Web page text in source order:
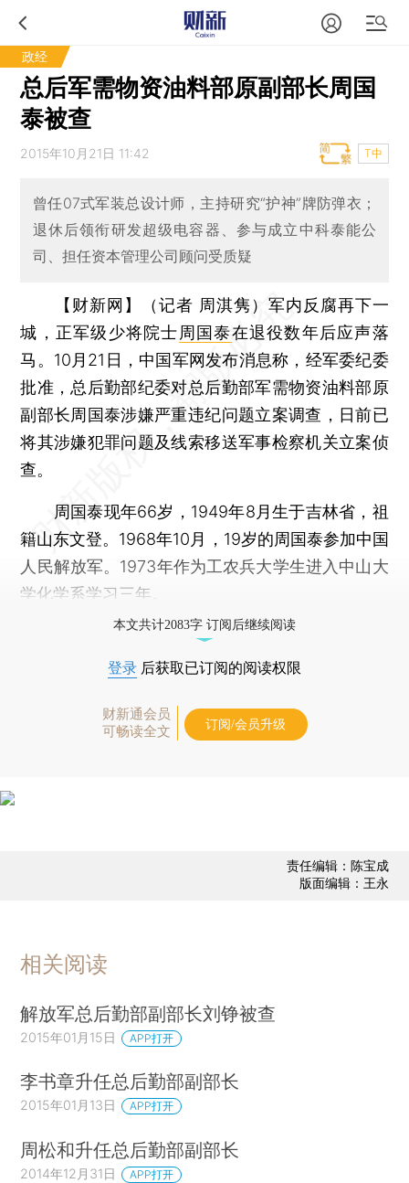
政经
总后军需物资油料部原副部长周国
泰被查
2015年10月21日 11:42 T中
曾任07式军装总设计师，主持研究“护神”牌防弹衣；
退休后领衔研发超级电容器、参与成立中科泰能公
司、担任资本管理公司顾问受质疑
【财新网】（记者 周淇隽） 军内反腐再下一
城，正军级少将院士周国泰在退役数年后应声落
马。10月21日，中国军网发布消息称，经军委纪委
批准，总后勤部纪委对总后勤部军需物资油料部原
副部长周国泰涉嫌严重违纪问题立案调查，日前已
将其涉嫌犯罪问题及线索移送军事检察机关立案侦
查。
周国泰现年66岁，1949年8月生于吉林省，祖
籍山东文登。1968年10月，19岁的周国泰参加中国
人民解放军。1973年作为工农兵大学生进入中山大
学化学系学习三年。
本文共计2083字 订阅后继续阅读
登录 后获取已订阅的阅读权限
财新通会员
可畅读全文
订阅/会员升级
责任编辑：陈宝成
版面编辑：王永
相关阅读
解放军总后勤部副部长刘铮被查
2015年01月15日 APP打开
李书章升任总后勤部副部长
2015年01月13日 APP打开
周松和升任总后勤部副部长
2014年12月31日 APP打开